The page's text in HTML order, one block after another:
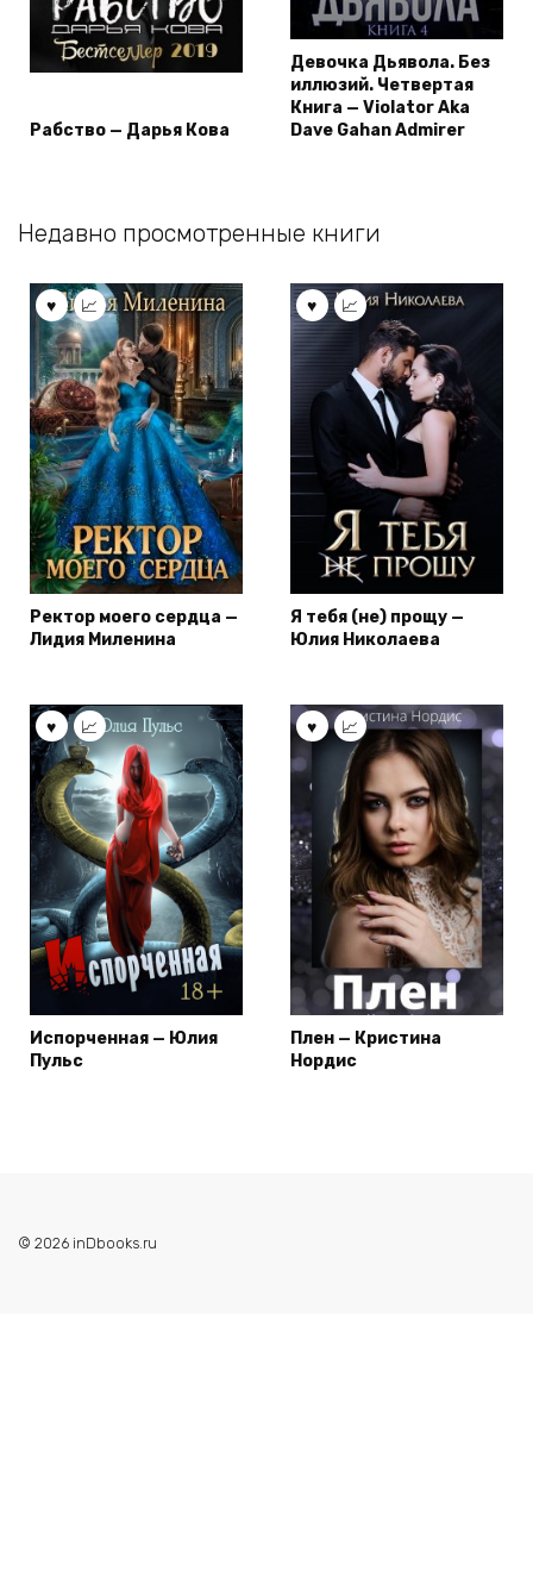
Рабство — Дарья Кова
Девочка Дьявола. Без
иллюзий. Четвертая
Книга — Violator Aka
Dave Gahan Admirer
Недавно просмотренные книги
Ректор моего сердца —
Лидия Миленина
Я тебя (не) прощу —
Юлия Николаева
Испорченная — Юлия
Пульс
Плен — Кристина
Нордис
© 2026 inDbooks.ru